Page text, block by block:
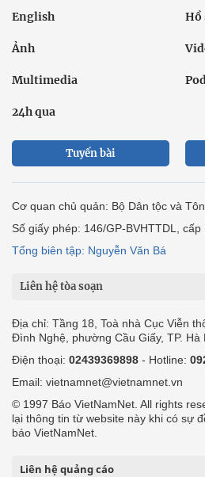
English Hồ
Ảnh
Multimedia
24h qua
Tuyến bài
Cơ quan chủ quản: Bộ Dân tộc và
Số giấy phép: 146/GP-BVHTTDL,
Tổng biên tập: Nguyễn Văn Bá
Liên hệ tòa soạn
Địa chỉ: Tầng 18, Toà nhà Cục Viễn
Đình Nghệ, phường Cầu Giấy, TP. Hà
Điện thoại: 02439369898 - Hotline:
Email: vietnamnet@vietnamnet.vn
© 1997 Báo VietNamNet. All rights
lại thông tin từ website này khi có sự
báo VietNamNet.
Liên hệ quảng cáo